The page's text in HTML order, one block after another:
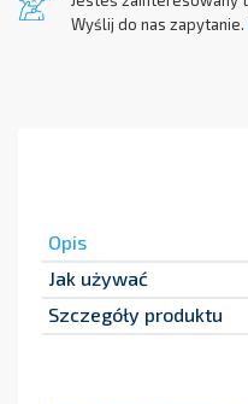
Wyślij do nas zapytanie.
Opis
Jak używać
Szczegóły produktu